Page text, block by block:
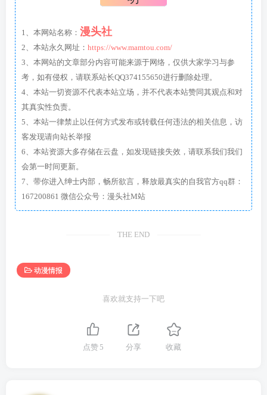
1、本网站名称： 漫头社
2、本站永久网址： https://www.mamtou.com/
3、本网站的文章部分内容可能来源于网络，仅供大家学习与参
考，如有侵权，请联系站长QQ374155650进行删除处理。
4、本站一切资源不代表本站立场，并不代表本站赞同其观点和对
其真实性负责。
5、本站一律禁止以任何方式发布或转载任何违法的相关信息，访
客发现请向站长举报
6、本站资源大多存储在云盘，如发现链接失效，请联系我们我们
会第一时间更新。
7、带你进入绅士内部，畅所欲言，释放最真实的自我官方qq群：
167200861 微信公众号：漫头社M站
THE END
动漫情报
喜欢就支持一下吧
点赞 5 分享 收藏